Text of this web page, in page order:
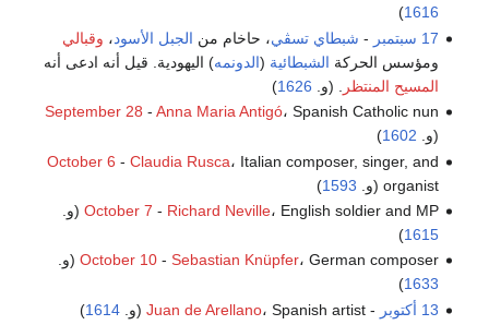
1616
)
17 سبتمبر
- شبطاي تسڤي، حاخام من الجبل الأسود، وقبالي
ومؤسس الحركة الشبطائية (الدونمه) اليهودية. قيل أنه ادعى أنه
المسيح المنتظر
. (و. 1626
)
September 28 - Anna Maria Antigó، Spanish Catholic nun
(و. 1602
)
October 6 - Claudia Rusca، Italian composer, singer, and
organist (و.
1593
)
October 7 - Richard Neville، English soldier and MP (و.
1615
)
October 10- Sebastian Knüpfer، German composer (و.
1633
)
13 أكتوبر
-
Juan de Arellano، Spanish artist (و. 1614
)